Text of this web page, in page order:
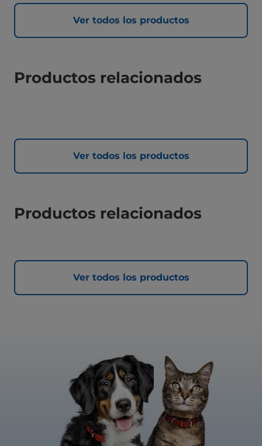
Ver todos los productos
Productos relacionados
Ver todos los productos
Productos relacionados
Ver todos los productos